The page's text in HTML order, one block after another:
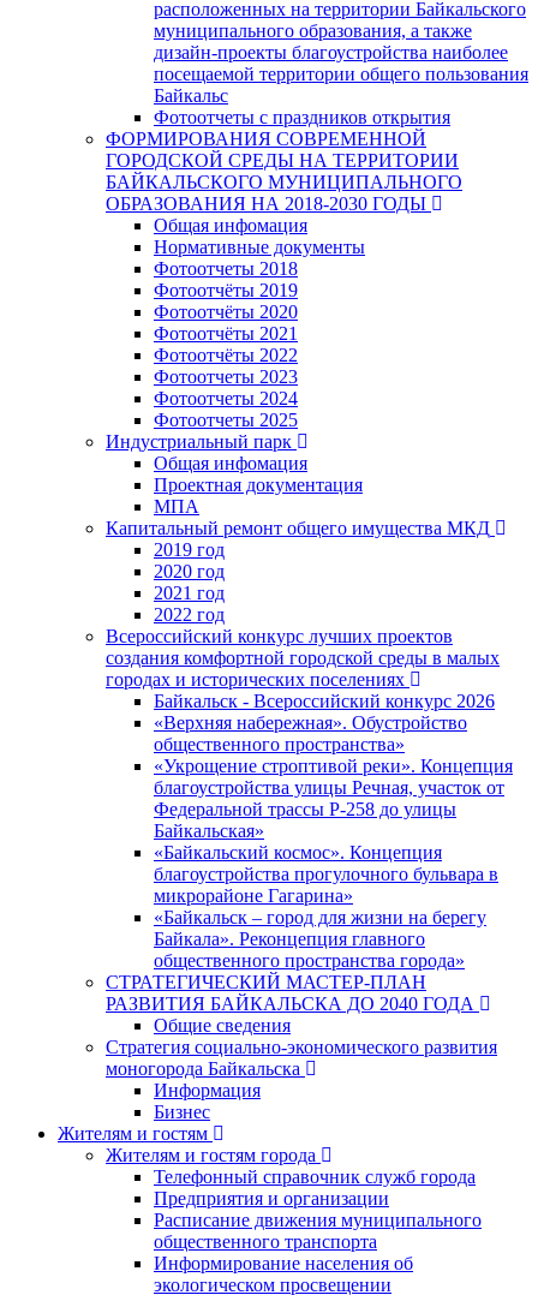
расположенных на территории Байкальского
муниципального образования, а также
дизайн-проекты благоустройства наиболее
посещаемой территории общего пользования
Байкальс
Фотоотчеты с праздников открытия
ФОРМИРОВАНИЯ СОВРЕМЕННОЙ
ГОРОДСКОЙ СРЕДЫ НА ТЕРРИТОРИИ
БАЙКАЛЬСКОГО МУНИЦИПАЛЬНОГО
ОБРАЗОВАНИЯ НА 2018-2030 ГОДЫ
Общая инфомация
Нормативные документы
Фотоотчеты 2018
Фотоотчёты 2019
Фотоотчёты 2020
Фотоотчёты 2021
Фотоотчёты 2022
Фотоотчеты 2023
Фотоотчеты 2024
Фотоотчеты 2025
Индустриальный парк
Общая инфомация
Проектная документация
МПА
Капитальный ремонт общего имущества МКД
2019 год
2020 год
2021 год
2022 год
Всероссийский конкурс лучших проектов
создания комфортной городской среды в малых
городах и исторических поселениях
Байкальск - Всероссийский конкурс 2026
«Верхняя набережная». Обустройство
общественного пространства»
«Укрощение строптивой реки». Концепция
благоустройства улицы Речная, участок от
Федеральной трассы Р-258 до улицы
Байкальская»
«Байкальский космос». Концепция
благоустройства прогулочного бульвара в
микрорайоне Гагарина»
«Байкальск – город для жизни на берегу
Байкала». Реконцепция главного
общественного пространства города»
СТРАТЕГИЧЕСКИЙ МАСТЕР-ПЛАН
РАЗВИТИЯ БАЙКАЛЬСКА ДО 2040 ГОДА
Общие сведения
Стратегия социально-экономического развития
моногорода Байкальска
Информация
Бизнес
Жителям и гостям
Жителям и гостям города
Телефонный справочник служб города
Предприятия и организации
Расписание движения муниципального
общественного транспорта
Информирование населения об
экологическом просвещении